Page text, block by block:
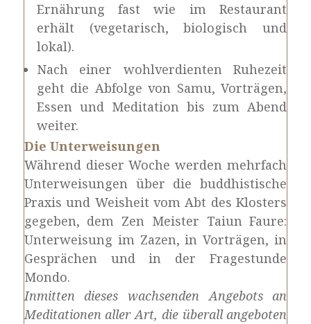
Ernährung fast wie im Restaurant
erhält (vegetarisch, biologisch und
lokal).
Nach einer wohlverdienten Ruhezeit
geht die Abfolge von Samu, Vorträgen,
Essen und Meditation bis zum Abend
weiter.
Die Unterweisungen
Während dieser Woche werden mehrfach
Unterweisungen über die buddhistische
Praxis und Weisheit vom Abt des Klosters
gegeben, dem Zen Meister Taiun Faure:
Unterweisung im Zazen, in Vorträgen, in
Gesprächen und in der Fragestunde
Mondo.
Inmitten dieses wachsenden Angebots an
Meditationen aller Art, die überall angeboten